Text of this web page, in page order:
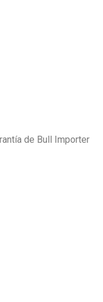
de Bull Importer